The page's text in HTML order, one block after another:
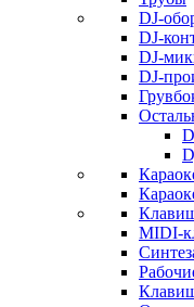
DJ-
DJ-
DJ-
DJ-
MIDI-